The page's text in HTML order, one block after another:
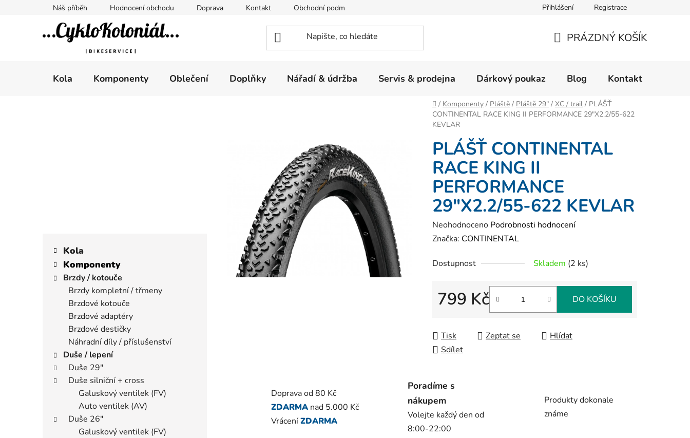
Náš příběh Hodnocení obchodu Doprava Kontakt Obchodní podmínky Formulář pro reklamaci zboží
Přihlášení Registrace
KOŠÍK
PRÁZDNÝ KOŠÍK
Kola Komponenty Oblečení Doplňky Nářadí & údržba Servis & prodejna Dárkový poukaz Blog Kontakt
Domů
/ Komponenty / Pláště / Pláště 29" / XC / trail / PLÁŠŤ
CONTINENTAL RACE KING II PERFORMANCE 29"X2.2/55-622
KEVLAR
kategorie
Kola
Komponenty
Brzdy / kotouče
Brzdy kompletní / třmeny
Brzdové kotouče
Brzdové adaptéry
Brzdové destičky
Náhradní díly / příslušenství
Duše / lepení
Duše 29"
Duše silniční + cross
Galuskový ventilek (FV)
Auto ventilek (AV)
Duše 26"
Galuskový ventilek (FV)
PLÁŠŤ CONTINENTAL
RACE KING II
PERFORMANCE
29"X2.2/55-622 KEVLAR
Průměrné
hodnocení
je
Neohodnoceno Podrobnosti hodnocení
Značka: CONTINENTAL
Dostupnost Skladem (2 ks)
799 Kč DO KOŠÍKU
Tisk Zeptat se
Hlídat
Sdílet
Doprava od 80 Kč
ZDARMA nad 5.000 Kč
VráceníZDARMA
Poradíme s
nákupem
Volejte každý den od
8:00-22:00
Produkty dokonale
známe